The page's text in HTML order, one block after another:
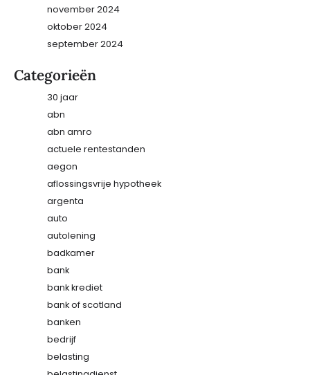
november 2024
oktober 2024
september 2024
Categorieën
30 jaar
abn
abn amro
actuele rentestanden
aegon
aflossingsvrije hypotheek
argenta
auto
autolening
badkamer
bank
bank krediet
bank of scotland
banken
bedrijf
belasting